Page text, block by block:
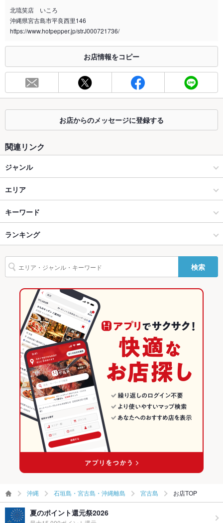
喫煙お願いする場合があります。
喫煙専用室 なし
お席
総席数 38席
最大宴会収
38人(（38～40名様）)
なし
カウンター あり ：厨房カウンター5名ドリンクカウンター5名、2名
ソファー なし
貸切
設備
なし
バリアフリ
なし
駐車場 なし
その他設備 －
その他
飲み放題 なし ：3000円～人数に合わせて料理
なし
カクテル充実、焼酎充実、日本酒充実、ワイン充実
お子様連れ不可
グパーティ
ー二次会
北琉笑店 いころ
沖縄県宮古島市平良西里146
https://www.hotpepper.jp/strJ000721736/
お店情報をコピー
お店からのメッセージに登録する
関連リンク
ジャンル
居酒屋
創作
石垣島・宮古島・沖縄離島 × 居酒屋
石垣島・宮古島・沖縄離島 × 創作
エリア
宮古島
宮古島 × 居酒屋
宮古島 × 創作
沖縄
沖縄 × 居酒屋
沖縄 × 創作
キーワード
からあげ 親子丼
ランキング
沖縄のグルメランキング
沖縄の居酒屋ランキング
石垣島・宮古島・沖縄離島のグルメランキング
石垣島・宮古島・沖縄離島の居酒屋ランキング
宮古島のグルメランキング
宮古島の居酒屋ランキング
検索
沖縄 石垣島・宮古島・沖縄離島 宮古島 お店TOP
夏のポイント還元祭2026